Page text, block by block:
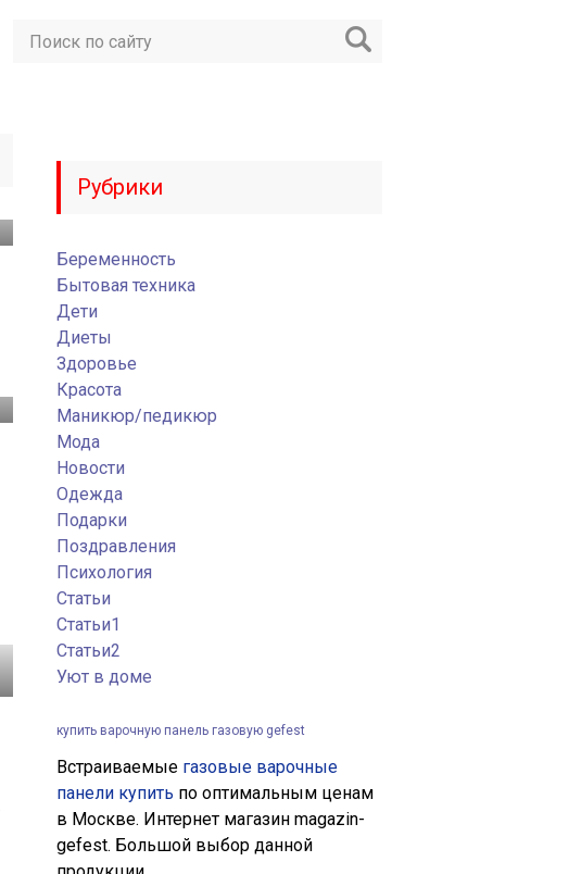
Рубрики
Беременность
Бытовая техника
Дети
Диеты
Здоровье
Красота
Маникюр/педикюр
Мода
Новости
Одежда
Подарки
Поздравления
Психология
Статьи
Статьи1
Статьи2
Уют в доме
купить варочную панель газовую gefest
Встраиваемые газовые варочные
панели купить по оптимальным ценам
в Москве. Интернет магазин magazin-
gefest. Большой выбор данной